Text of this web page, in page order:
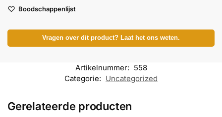
Boodschappenlijst
Vragen over dit product? Laat het ons weten.
Artikelnummer: 558
Categorie: Uncategorized
Gerelateerde producten